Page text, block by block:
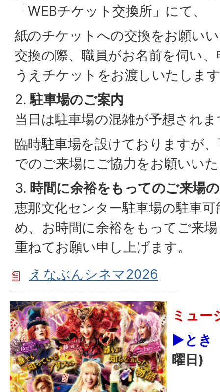
「WEBチケット交換所」にて、
紙のチケットへの交換をお願い
交換の際、職員がお名前を伺い
うえチケットをお渡しいたしま
2.駐車場のご案内
当日は駐車場の混雑が予想され
臨時駐車場を設けておりますが
でのご来場にご協力をお願いい
3. 時間に余裕をもってのご来場
恵那文化センター駐車場の駐車
め、お時間に余裕をもってご来
重ねてお願い申し上げます。
えなぶんシネマ2026
ミュ
▶とき
曜日)